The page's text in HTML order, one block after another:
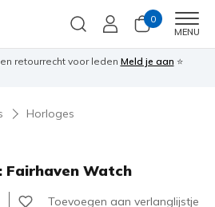
0
MENU
retourrecht voor leden Meld je aan ⭐
Horloges
Fairhaven Watch
Toevoegen aan verlanglijstje